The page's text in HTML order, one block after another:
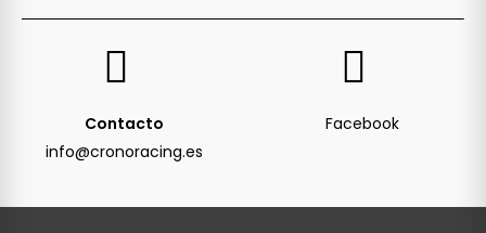
Contacto
info@cronoracing.es
Facebook